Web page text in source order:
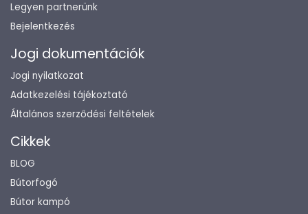
Legyen partnerünk
Bejelentkezés
Jogi dokumentációk
Jogi nyilatkozat
Adatkezelési tájékoztató
Általános szerződési feltételek
Cikkek
BLOG
Bútorfogó
Bútor kampó